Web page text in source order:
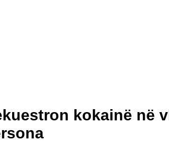
kokainë në